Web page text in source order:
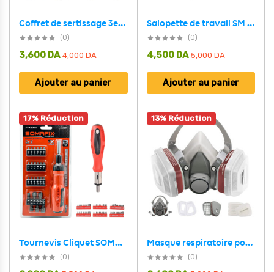
Coffret de sertissage 3en1 avec cosses 22-10 AWG – 170 pièces pour l’électricien
(0)
4,000DA
3,600 DA
Ajouter au panier
Salopette de travail SM Neo de Haute Qualité – بدلة عمال مريحة
(0)
5,000DA
4,500 DA
Ajouter au panier
17% Réduction
Tournevis Cliquet SOMAFIX SFX5358 Coffret 25 Pièces en Acier Cr-V – مطقم مفك براغي من 25 قطعة
(0)
13% Réduction
Masque respiratoire pour enlever la peinture au plomb – قناع تنفس للحرفيين
(0)